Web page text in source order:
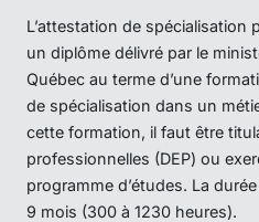
L’attestation de spécialisation
un diplôme délivré par le
Québec au terme d’une
de spécialisation dans un
cette formation, il faut être
professionnelles (DEP) ou
programme d’études. La
9 mois (300 à 1230 heures).